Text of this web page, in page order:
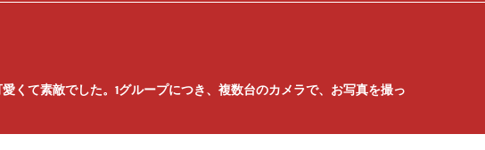
くて素敵でした。1グループにつき、複数台のカメラで、お写真を撮っ